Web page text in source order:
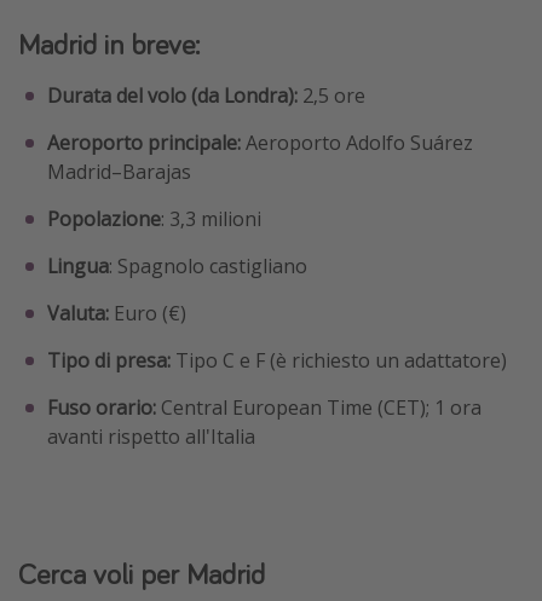
Madrid in breve:
Durata del volo (da Londra): 2,5 ore
Aeroporto principale:Aeroporto Adolfo Suárez
Madrid–Barajas
Popolazione: 3,3 milioni
Lingua: Spagnolo castigliano
Valuta: Euro (€)
Tipo di presa: Tipo C e F (è richiesto un adattatore)
Fuso orario: Central European Time (CET); 1 ora
avanti rispetto all'Italia
Cerca voli per Madrid